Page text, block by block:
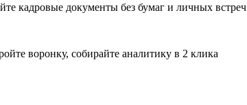
кадровые документы без бумаг и личных встреч
воронку, собирайте аналитику в 2 клика